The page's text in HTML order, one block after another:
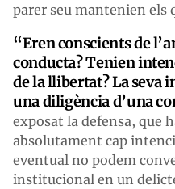
parer seu mantenien els
“Eren conscients de
conducta? Tenien
de la llibertat? La seva
una diligència d’una
exposat la defensa, que
absolutament cap
eventual no podem
institucional en un